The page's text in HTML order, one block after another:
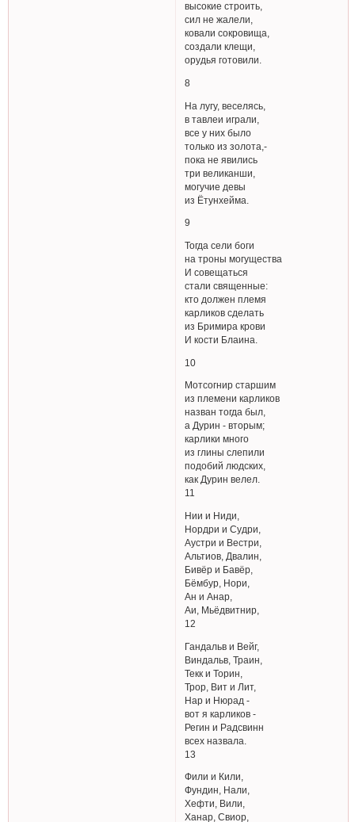
высокие строить,
сил не жалели,
ковали сокровища,
создали клещи,
орудья готовили.
8
На лугу, веселясь,
в тавлеи играли,
все у них было
только из золота,-
пока не явились
три великанши,
могучие девы
из Ётунхейма.
9
Тогда сели боги
на троны могущества
И совещаться
стали священные:
кто должен племя
карликов сделать
из Бримира крови
И кости Блаина.
10
Мотсогнир старшим
из племени карликов
назван тогда был,
а Дурин - вторым;
карлики много
из глины слепили
подобий людских,
как Дурин велел.
11
Нии и Ниди,
Нордри и Судри,
Аустри и Вестри,
Альтиов, Двалин,
Бивёр и Бавёр,
Бёмбур, Нори,
Ан и Анар,
Аи, Мьёдвитнир,
12
Гандальв и Вейг,
Виндальв, Траин,
Текк и Торин,
Трор, Вит и Лит,
Нар и Нюрад -
вот я карликов -
Регин и Радсвинн
всех назвала.
13
Фили и Кили,
Фундин, Нали,
Хефти, Вили,
Ханар, Свиор,